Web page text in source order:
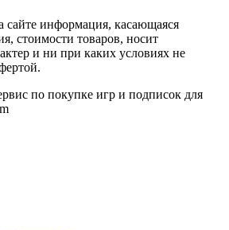
сайте информация, касающаяся
стоимости товаров, носит
и ни при каких условиях не
по покупке игр и подписок для